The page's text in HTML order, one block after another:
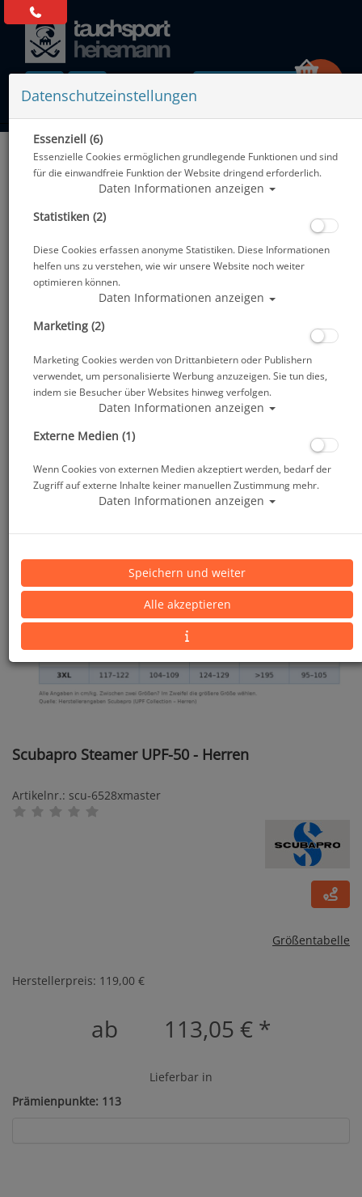
Alle Artikel zeigen aus: Lavacore & Ultra Skin
Scubapro Steamer UPF-50 - Herren
Artikelnr.: scu-6528xmaster
Größentabelle
Herstellerpreis: 119,00 €
ab 113,05 € *
Lieferbar in
Prämienpunkte: 113
Datenschutzeinstellungen
Essenziell (6)
Essenzielle Cookies ermöglichen grundlegende Funktionen und sind
für die einwandfreie Funktion der Website dringend erforderlich.
Daten Informationen anzeigen
Statistiken (2)
Diese Cookies erfassen anonyme Statistiken. Diese Informationen
helfen uns zu verstehen, wie wir unsere Website noch weiter
optimieren können.
Daten Informationen anzeigen
Marketing (2)
Marketing Cookies werden von Drittanbietern oder Publishern
verwendet, um personalisierte Werbung anzuzeigen. Sie tun dies,
indem sie Besucher über Websites hinweg verfolgen.
Daten Informationen anzeigen
Externe Medien (1)
Wenn Cookies von externen Medien akzeptiert werden, bedarf der
Zugriff auf externe Inhalte keiner manuellen Zustimmung mehr.
Daten Informationen anzeigen
Speichern und weiter
Alle akzeptieren